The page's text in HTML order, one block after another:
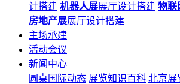
计搭建 机器人展展厅设计搭建 物联
房地产展展厅设计搭建
主场承建
活动会议
新闻中心
圆桌国际动态 展览知识百科 北京展